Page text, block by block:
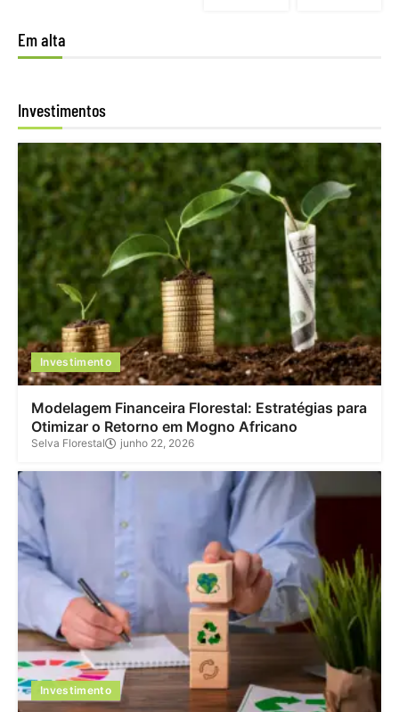
Em alta
Investimentos
Investimento
Modelagem Financeira Florestal: Estratégias para
Otimizar o Retorno em Mogno Africano
Selva Florestal junho 22, 2026
Investimento